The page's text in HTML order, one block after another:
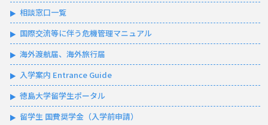
相談窓口一覧
国際交流等に伴う危機管理マニュアル
海外渡航届、海外旅行届
入学案内 Entrance Guide
徳島大学留学生ポータル
留学生 国費奨学金（入学前申請）